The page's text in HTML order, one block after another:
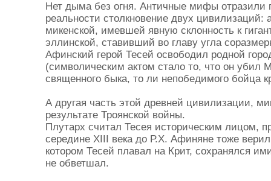
Нет дыма без огня. Античные мифы отразили
реальности столкновение двух цивилизаций:
микенской, имевшей явную склонность к
эллинской, ставивший во главу угла
Афинский герой Тесей освободил родной
(символическим актом стало то, что он убил
священного быка, то ли непобедимого бойца
А другая часть этой древней цивилизации,
результате Троянской войны.
Плутарх считал Тесея историческим лицом,
середине XIII века до Р.Х. Афиняне тоже
котором Тесей плавал на Крит, сохранялся
не обветшал.